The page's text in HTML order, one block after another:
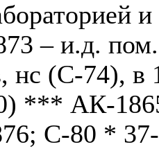
– и.д.
нс (С-74), в
*** АК-
С-80 * 37-